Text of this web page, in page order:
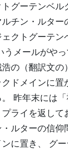
グーテンベル
チン・ルター
クトグーテン
メールがやっ
の（翻訳文の
クドメインに置
。 昨年末には
プライを返して
ルターの信仰
ンに置き、 グ